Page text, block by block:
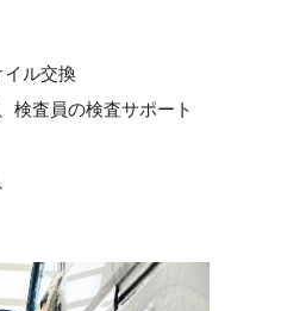
ル交換
査員の検査サポート